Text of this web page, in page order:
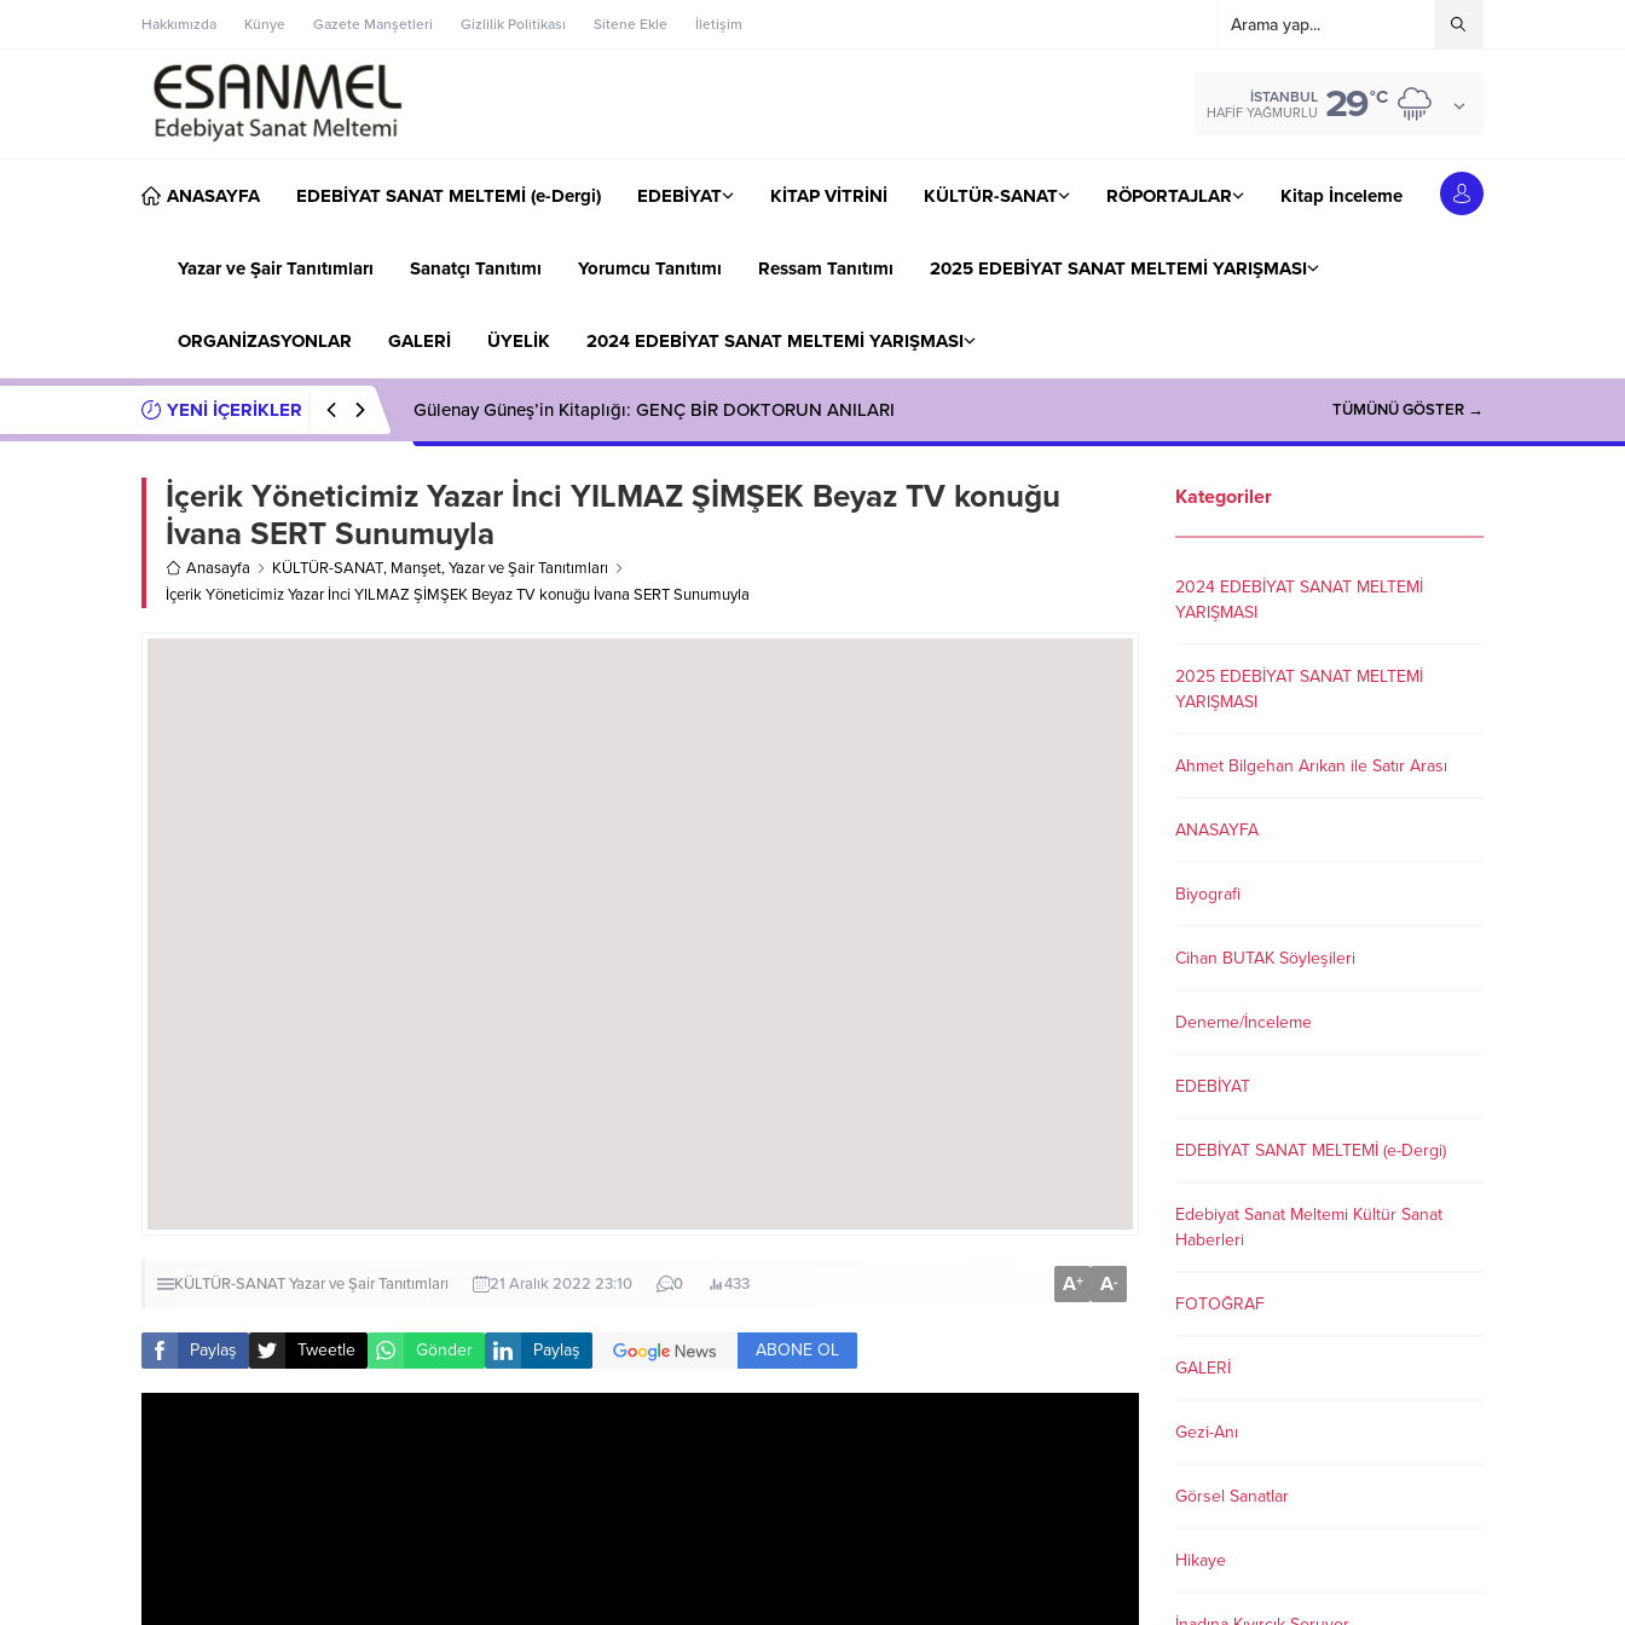
Hakkımızda Künye Gazete Manşetleri Gizlilik Politikası Sitene Ekle İletişim
İSTANBUL
HAFIF YAĞMURLU 29°C
ANASAYFA EDEBİYAT SANAT MELTEMİ (e-Dergi) EDEBİYAT KİTAP VİTRİNİ KÜLTÜR-SANAT RÖPORTAJLAR Kitap İnceleme
Yazar ve Şair Tanıtımları Sanatçı Tanıtımı Yorumcu Tanıtımı Ressam Tanıtımı 2025 EDEBİYAT SANAT MELTEMİ YARIŞMASI
ORGANİZASYONLAR GALERİ ÜYELİK 2024 EDEBİYAT SANAT MELTEMİ YARIŞMASI
YENİ İÇERİKLER Gülenay Güneş’in Kitaplığı: GENÇ BİR DOKTORUN ANILARI TÜMÜNÜ GÖSTER →
İçerik Yöneticimiz Yazar İnci YILMAZ ŞİMŞEK Beyaz TV konuğu
İvana SERT Sunumuyla
Anasayfa KÜLTÜR-SANAT, Manşet,Yazar ve Şair Tanıtımları
İçerik Yöneticimiz Yazar İnci YILMAZ ŞİMŞEK Beyaz TV konuğu İvana SERT Sunumuyla
KÜLTÜR-SANATYazar ve Şair Tanıtımları 21 Aralık 2022 23:10 0 433 A+ A-
Paylaş Tweetle Gönder Paylaş ABONE OL
Kategoriler
2024 EDEBİYAT SANAT MELTEMİ
YARIŞMASI
2025 EDEBİYAT SANAT MELTEMİ
YARIŞMASI
Ahmet Bilgehan Arıkan ile Satır Arası
ANASAYFA
Biyografi
Cihan BUTAK Söyleşileri
Deneme/İnceleme
EDEBİYAT
EDEBİYAT SANAT MELTEMİ (e-Dergi)
Edebiyat Sanat Meltemi Kültür Sanat
Haberleri
FOTOĞRAF
GALERİ
Gezi-Anı
Görsel Sanatlar
Hikaye